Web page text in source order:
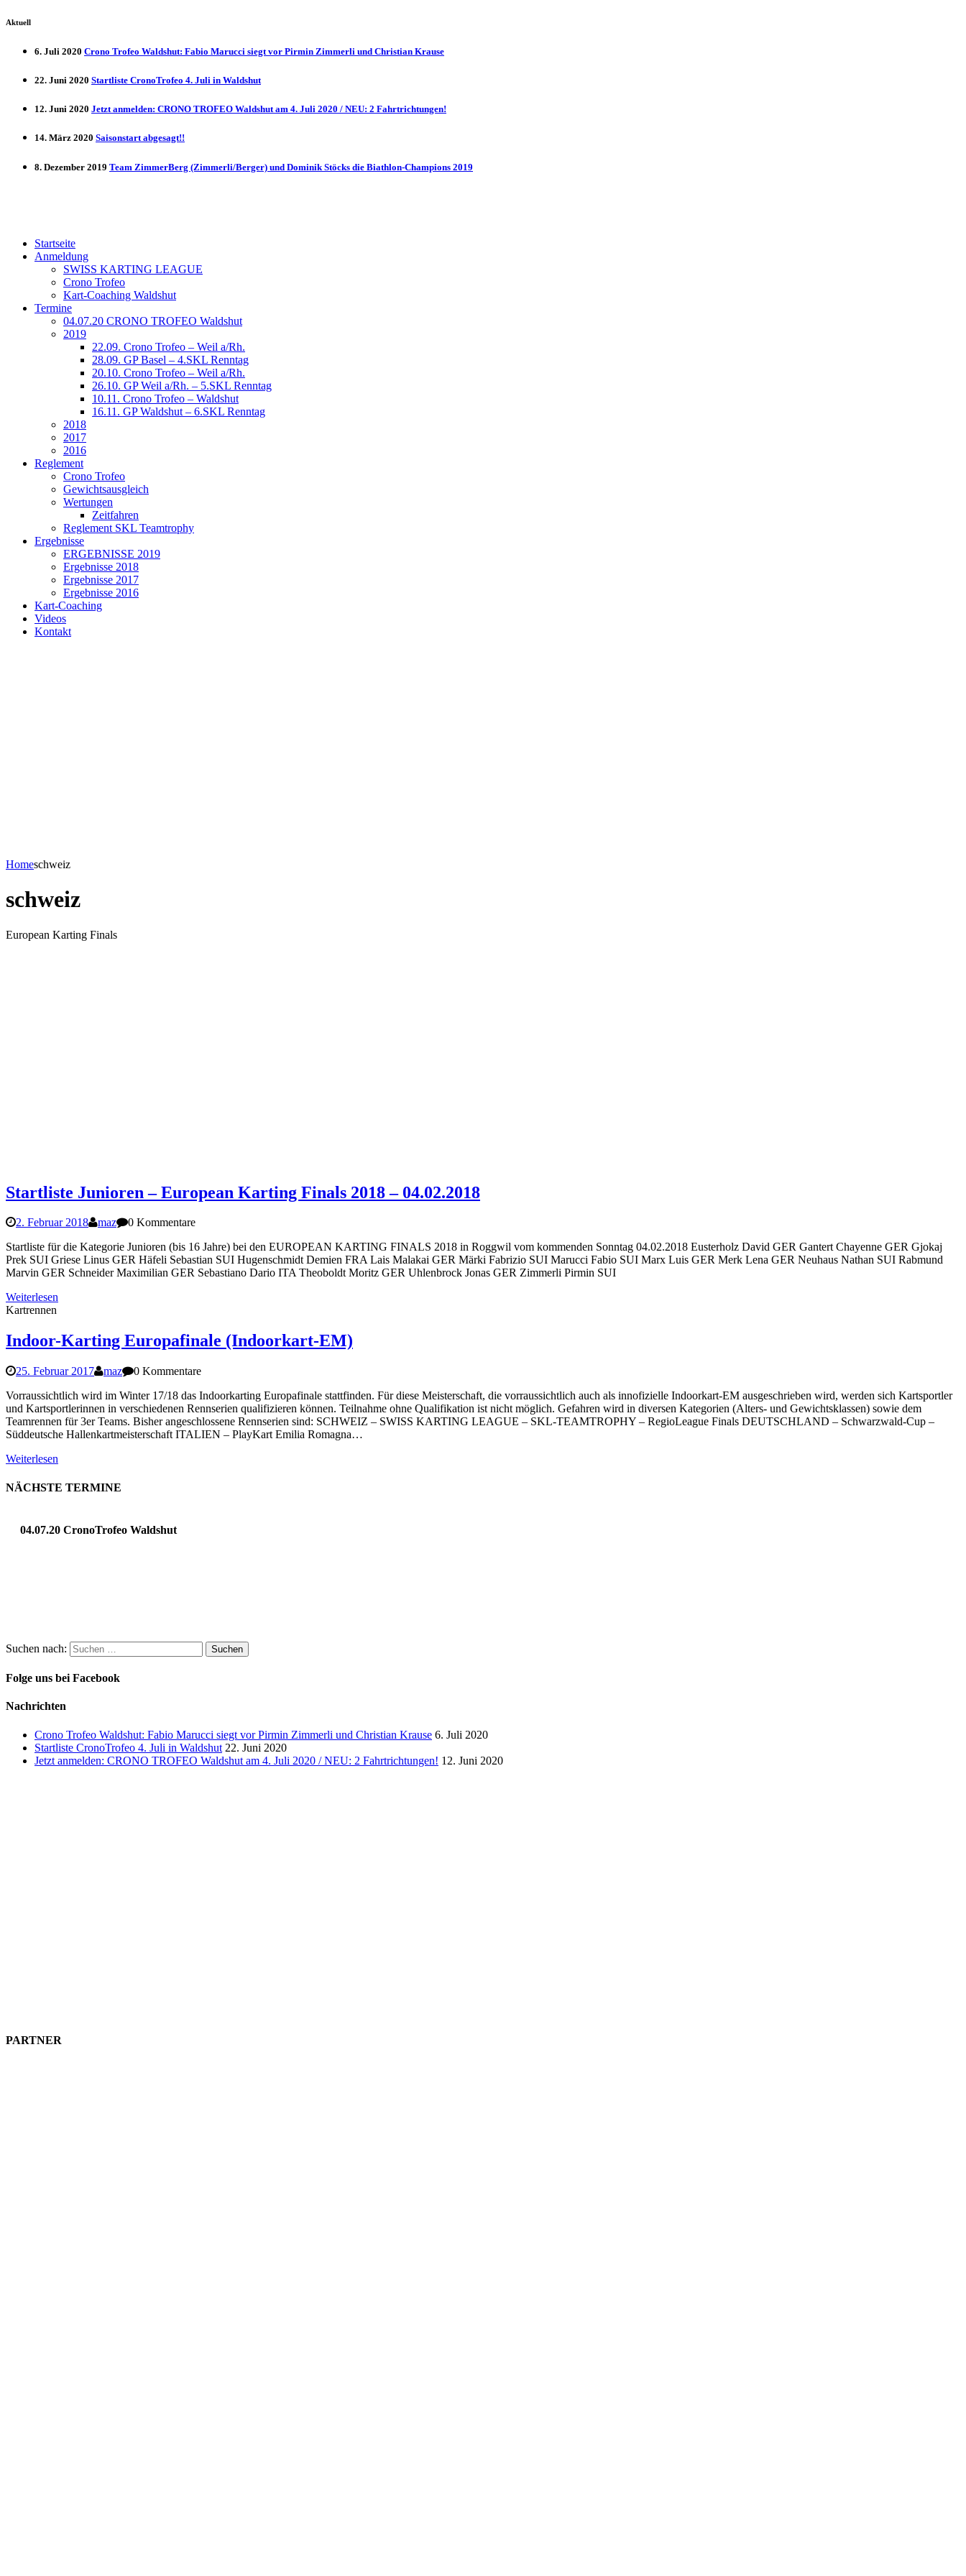
Aktuell
6. Juli 2020 Crono Trofeo Waldshut: Fabio Marucci siegt vor Pirmin Zimmerli und Christian Krause
22. Juni 2020 Startliste CronoTrofeo 4. Juli in Waldshut
12. Juni 2020 Jetzt anmelden: CRONO TROFEO Waldshut am 4. Juli 2020 / NEU: 2 Fahrtrichtungen!
14. März 2020 Saisonstart abgesagt!!
8. Dezember 2019 Team ZimmerBerg (Zimmerli/Berger) und Dominik Stöcks die Biathlon-Champions 2019
Startseite
Anmeldung
SWISS KARTING LEAGUE
Crono Trofeo
Kart-Coaching Waldshut
Termine
04.07.20 CRONO TROFEO Waldshut
2019
22.09. Crono Trofeo – Weil a/Rh.
28.09. GP Basel – 4.SKL Renntag
20.10. Crono Trofeo – Weil a/Rh.
26.10. GP Weil a/Rh. – 5.SKL Renntag
10.11. Crono Trofeo – Waldshut
16.11. GP Waldshut – 6.SKL Renntag
2018
2017
2016
Reglement
Crono Trofeo
Gewichtsausgleich
Wertungen
Zeitfahren
Reglement SKL Teamtrophy
Ergebnisse
ERGEBNISSE 2019
Ergebnisse 2018
Ergebnisse 2017
Ergebnisse 2016
Kart-Coaching
Videos
Kontakt
Homeschweiz
schweiz
European Karting Finals
Startliste Junioren – European Karting Finals 2018 – 04.02.2018
2. Februar 2018 maz
0 Kommentare
Startliste für die Kategorie Junioren (bis 16 Jahre) bei den EUROPEAN KARTING FINALS 2018 in Roggwil vom kommenden Sonntag 04.02.2018 Eusterholz David GER Gantert Chayenne GER Gjokaj
Prek SUI Griese Linus GER Häfeli Sebastian SUI Hugenschmidt Demien FRA Lais Malakai GER Märki Fabrizio SUI Marucci Fabio SUI Marx Luis GER Merk Lena GER Neuhaus Nathan SUI Rabmund
Marvin GER Schneider Maximilian GER Sebastiano Dario ITA Theoboldt Moritz GER Uhlenbrock Jonas GER Zimmerli Pirmin SUI
Weiterlesen
Kartrennen
Indoor-Karting Europafinale (Indoorkart-EM)
25. Februar 2017 maz
0 Kommentare
Vorraussichtlich wird im Winter 17/18 das Indoorkarting Europafinale stattfinden. Für diese Meisterschaft, die vorraussichtlich auch als innofizielle Indoorkart-EM ausgeschrieben wird, werden sich Kartsportler
und Kartsportlerinnen in verschiedenen Rennserien qualifizieren können. Teilnahme ohne Qualifikation ist nicht möglich. Gefahren wird in diversen Kategorien (Alters- und Gewichtsklassen) sowie dem
Teamrennen für 3er Teams. Bisher angeschlossene Rennserien sind: SCHWEIZ – SWISS KARTING LEAGUE – SKL-TEAMTROPHY – RegioLeague Finals DEUTSCHLAND – Schwarzwald-Cup –
Süddeutsche Hallenkartmeisterschaft ITALIEN – PlayKart Emilia Romagna…
Weiterlesen
NÄCHSTE TERMINE
04.07.20 CronoTrofeo Waldshut
Suchen nach:
Folge uns bei Facebook
Nachrichten
Crono Trofeo Waldshut: Fabio Marucci siegt vor Pirmin Zimmerli und Christian Krause 6. Juli 2020
Startliste CronoTrofeo 4. Juli in Waldshut 22. Juni 2020
Jetzt anmelden: CRONO TROFEO Waldshut am 4. Juli 2020 / NEU: 2 Fahrtrichtungen! 12. Juni 2020
PARTNER